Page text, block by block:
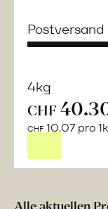
Postversand
4kg
CHF
CHF10.07 pro
Alle aktuellen